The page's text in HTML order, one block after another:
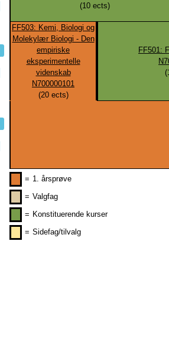
(10ects)
FF503: Kemi, Biologi og
Molekylær Biologi - Den
empiriske
eksperimentelle
videnskab
N700000101
(20ects)
FF501:
(
= 1. årsprøve
= Valgfag
= Konstituerende kurser
= Sidefag/tilvalg